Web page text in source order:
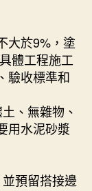
大於9%，塗
體工程施工
驗收標準和
、無雜物、
用水泥砂漿
預留搭接邊